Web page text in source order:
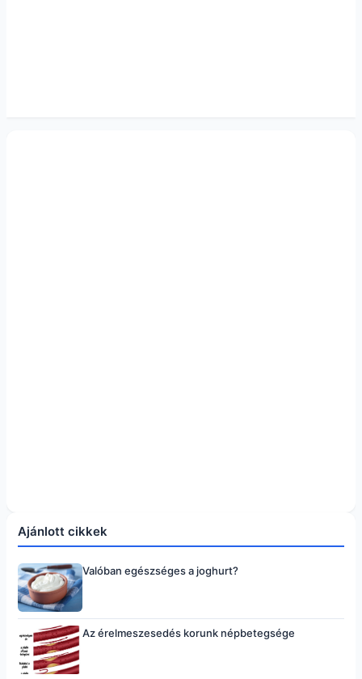
Ajánlott cikkek
Valóban egészséges a joghurt?
Az érelmeszesedés korunk népbetegsége